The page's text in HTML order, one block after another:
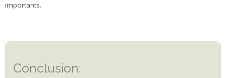
importants.
Conclusion: